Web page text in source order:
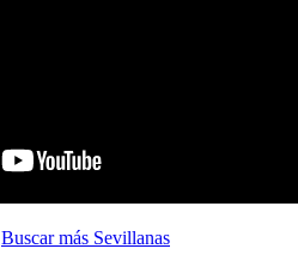
Buscar más Sevillanas